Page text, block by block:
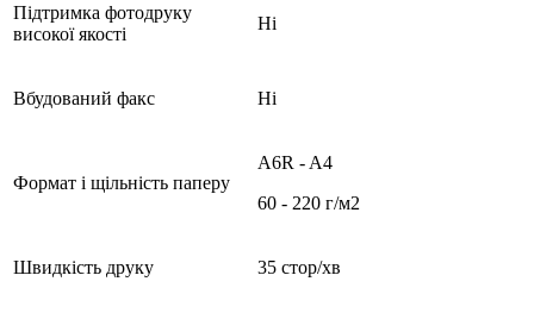
Підтримка фотодруку
високої якості
Ні
Вбудований факс Ні
Формат і щільність паперу
A6R - A4
60 - 220 г/м2
Швидкість друку 35 стор/хв